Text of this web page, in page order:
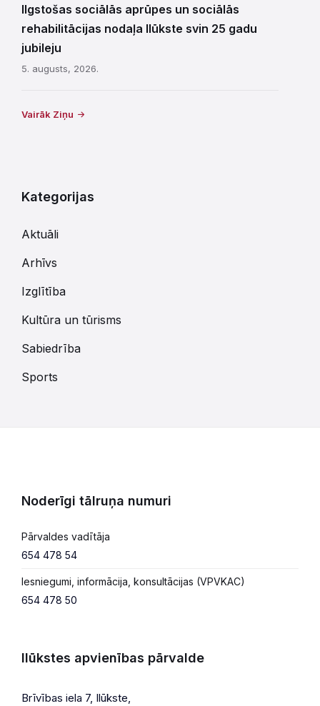
Ilgstošas sociālās aprūpes un sociālās
rehabilitācijas nodaļa Ilūkste svin 25 gadu
jubileju
5. augusts, 2026.
Vairāk Ziņu
Kategorijas
Aktuāli
Arhīvs
Izglītība
Kultūra un tūrisms
Sabiedrība
Sports
Noderīgi tālruņa numuri
Pārvaldes vadītāja
654 478 54
Iesniegumi, informācija, konsultācijas (VPVKAC)
654 478 50
Ilūkstes apvienības pārvalde
Brīvības iela 7, Ilūkste,